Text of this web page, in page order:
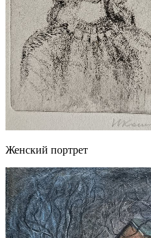
Женский портрет